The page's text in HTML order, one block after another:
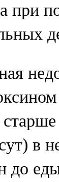
при
в
до